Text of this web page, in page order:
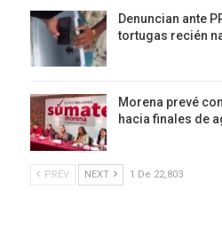
Denuncian ante
tortugas recién
Morena prevé
hacia finales de
PREV NEXT 1 De 22,803